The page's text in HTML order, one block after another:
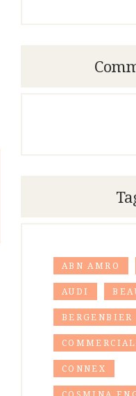
ABN AMRO
AUDI
BERGENBIER
CONNEX